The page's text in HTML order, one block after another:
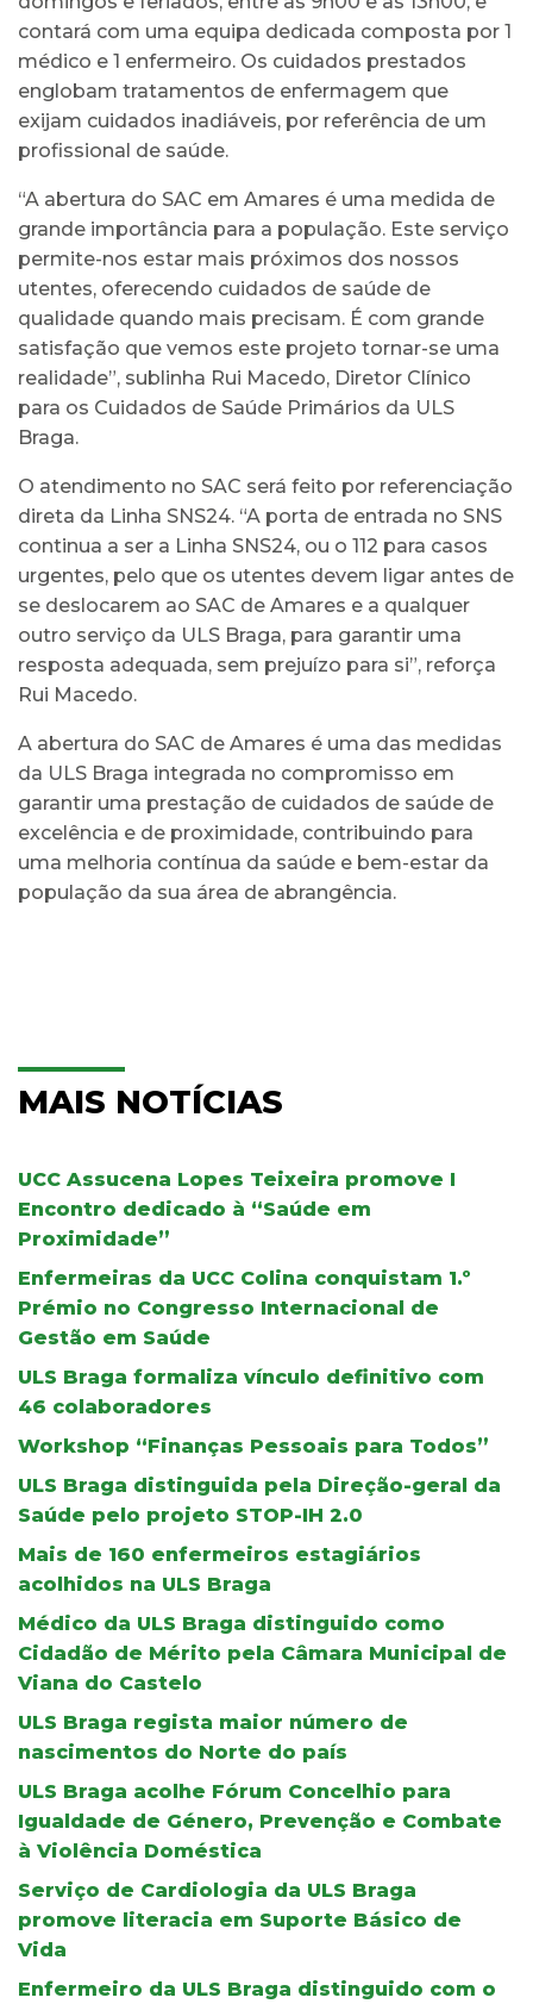
contará com uma equipa dedicada composta por 1
médico e 1 enfermeiro. Os cuidados prestados
englobam tratamentos de enfermagem que
exijam cuidados inadiáveis, por referência de um
profissional de saúde.
“A abertura do SAC em Amares é uma medida de
grande importância para a população. Este serviço
permite-nos estar mais próximos dos nossos
utentes, oferecendo cuidados de saúde de
qualidade quando mais precisam. É com grande
satisfação que vemos este projeto tornar-se uma
realidade”, sublinha Rui Macedo, Diretor Clínico
para os Cuidados de Saúde Primários da ULS
Braga.
O atendimento no SAC será feito por referenciação
direta da Linha SNS24. “A porta de entrada no SNS
continua a ser a Linha SNS24, ou o 112 para casos
urgentes, pelo que os utentes devem ligar antes de
se deslocarem ao SAC de Amares e a qualquer
outro serviço da ULS Braga, para garantir uma
resposta adequada, sem prejuízo para si”, reforça
Rui Macedo.
A abertura do SAC de Amares é uma das medidas
da ULS Braga integrada no compromisso em
garantir uma prestação de cuidados de saúde de
excelência e de proximidade, contribuindo para
uma melhoria contínua da saúde e bem-estar da
população da sua área de abrangência.
MAIS NOTÍCIAS
UCC Assucena Lopes Teixeira promove I
Encontro dedicado à “Saúde em
Proximidade”
Enfermeiras da UCC Colina conquistam 1.º
Prémio no Congresso Internacional de
Gestão em Saúde
ULS Braga formaliza vínculo definitivo com
46 colaboradores
Workshop “Finanças Pessoais para Todos”
ULS Braga distinguida pela Direção-geral da
Saúde pelo projeto STOP-IH 2.0
Mais de 160 enfermeiros estagiários
acolhidos na ULS Braga
Médico da ULS Braga distinguido como
Cidadão de Mérito pela Câmara Municipal de
Viana do Castelo
ULS Braga regista maior número de
nascimentos do Norte do país
ULS Braga acolhe Fórum Concelhio para
Igualdade de Género, Prevenção e Combate
à Violência Doméstica
Serviço de Cardiologia da ULS Braga
promove literacia em Suporte Básico de
Vida
Enfermeiro da ULS Braga distinguido com o